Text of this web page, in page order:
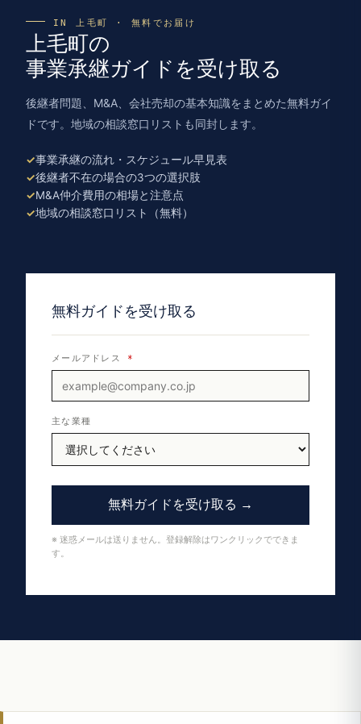
IN 上毛町 · 無料でお届け
上毛町の
事業承継ガイドを受け取る
後継者問題、M&A、会社売却の基本知識をまとめた無料ガイ
ドです。地域の相談窓口リストも同封します。
事業承継の流れ・スケジュール早見表
後継者不在の場合の3つの選択肢
M&A仲介費用の相場と注意点
地域の相談窓口リスト（無料）
無料ガイドを受け取る
メールアドレス *
主な業種
無料ガイドを受け取る →
※ 迷惑メールは送りません。登録解除はワンクリックでできま
す。